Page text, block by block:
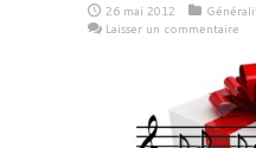
26 mai 2012
Laisser un commentaire